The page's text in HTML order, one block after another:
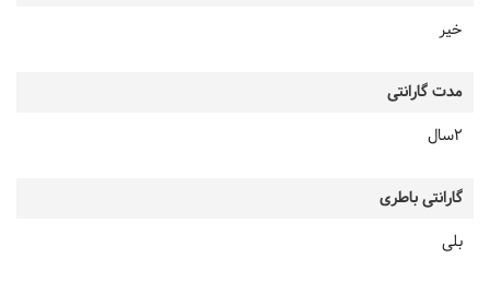
خیر
مدت گارانتی
2سال
گارانتی باطری
بلی